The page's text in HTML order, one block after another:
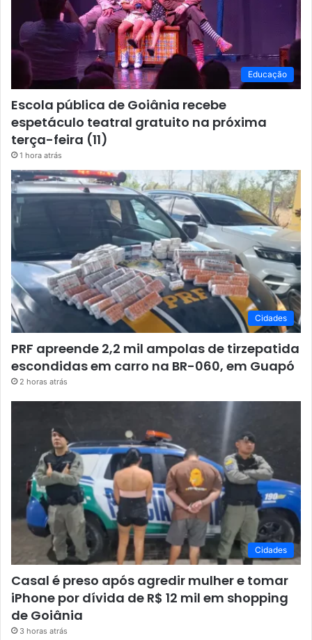
Educação
Escola pública de Goiânia recebe
espetáculo teatral gratuito na próxima
terça-feira (11)
1 hora atrás
Cidades
PRF apreende 2,2 mil ampolas de tirzepatida
escondidas em carro na BR-060, em Guapó
2 horas atrás
Cidades
Casal é preso após agredir mulher e tomar
iPhone por dívida de R$ 12 mil em shopping
de Goiânia
3 horas atrás